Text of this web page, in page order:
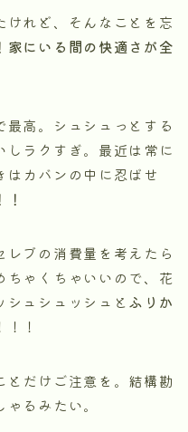
れど、そんなことを忘
家にいる間の快適さが全
高。シュシュっとする
しラクすぎ。最近は常に
はカバンの中に忍ばせ
ブの消費量を考えたら
ゃくちゃいいので、花
シュシュッシュとふりか
！
とだけご注意を。結構勘
るみたい。